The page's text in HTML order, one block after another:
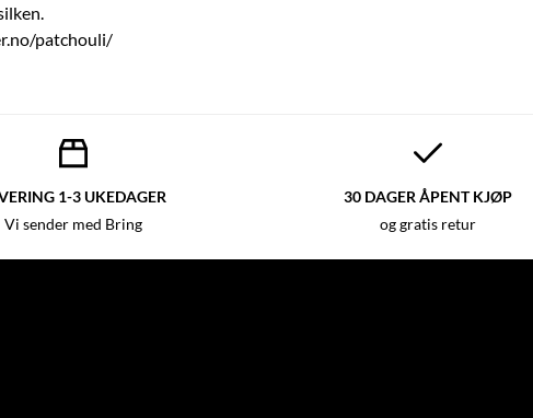
patchouli/
1-3 UKEDAGER
Vi sender med Bring
30 DAGER ÅPENT KJØP
og gratis retur